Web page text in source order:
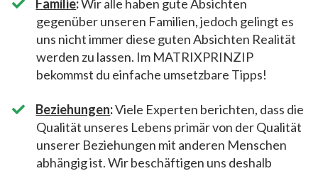
Familie:Wir alle haben gute Absichten
gegenüber unseren Familien, jedoch gelingt es
uns nicht immer diese guten Absichten Realität
werden zu lassen. Im MATRIXPRINZIP
bekommst du einfache umsetzbare Tipps!
Beziehungen:Viele Experten berichten, dass die
Qualität unseres Lebens primär von der Qualität
unserer Beziehungen mit anderen Menschen
abhängig ist. Wir beschäftigen uns deshalb